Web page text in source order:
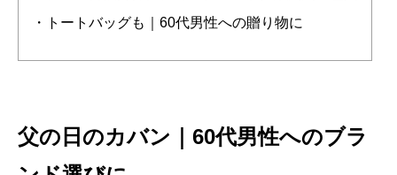
・トートバッグも｜60代男性への贈り物に
父の日のカバン｜60代男性へのブラ